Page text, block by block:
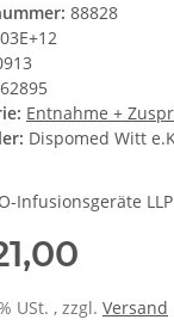
88828
Entnahme +
Dispomed Witt
Infusionsgeräte
USt. , zzgl. Versand